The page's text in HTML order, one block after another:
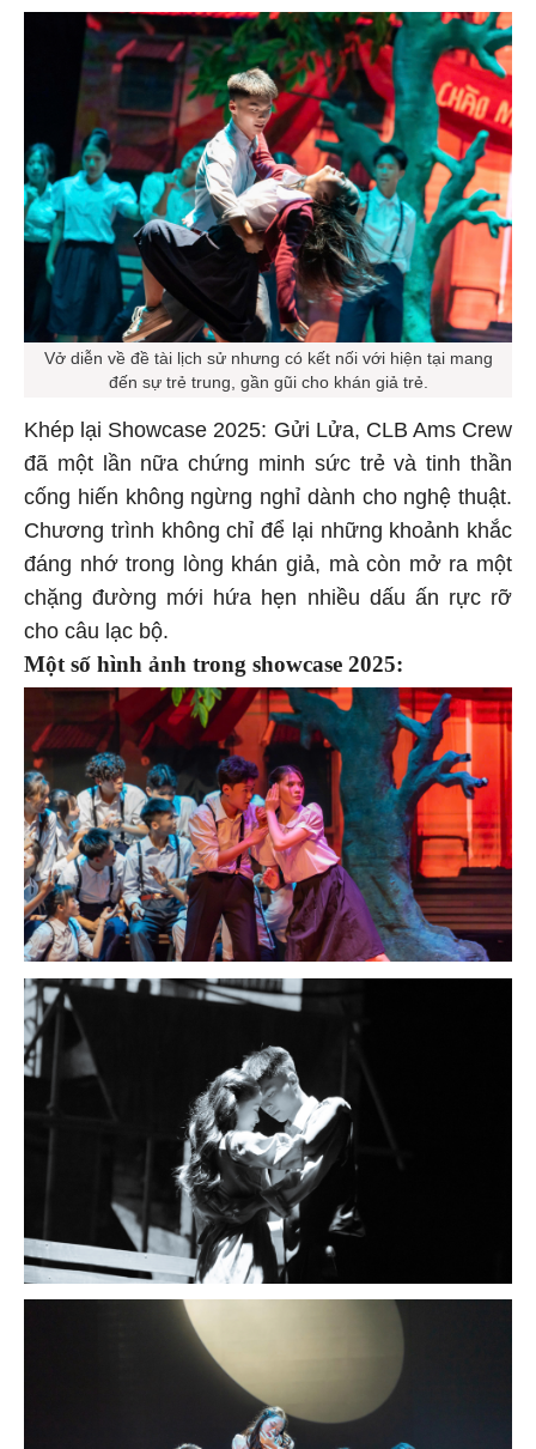
Vở diễn về đề tài lịch sử nhưng có kết nối với hiện tại mang
đến sự trẻ trung, gần gũi cho khán giả trẻ.
Khép lại Showcase 2025: Gửi Lửa, CLB Ams Crew
đã một lần nữa chứng minh sức trẻ và tinh thần
cống hiến không ngừng nghỉ dành cho nghệ thuật.
Chương trình không chỉ để lại những khoảnh khắc
đáng nhớ trong lòng khán giả, mà còn mở ra một
chặng đường mới hứa hẹn nhiều dấu ấn rực rỡ
cho câu lạc bộ.
Một số hình ảnh trong showcase 2025: